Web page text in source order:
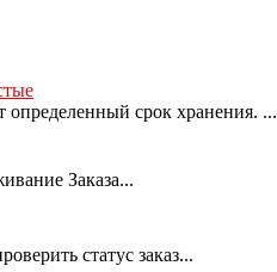
срок хранения. ...
Заказа...
статус заказ...